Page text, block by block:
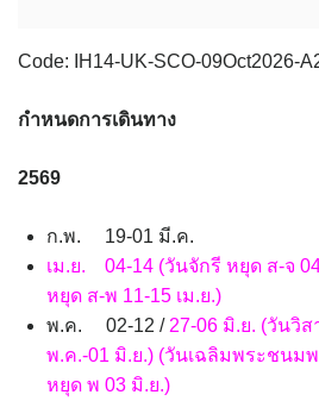
เบลเยี่ยม เนเธอร์แลนด์ ลักเซม
อิตาลี สวิส ฝรั่งเศส
Code: IH14-UK-SCO-09Oct2026-
กำหนดการเดินทาง
2569
ก.พ. 19-01 มี.ค.
เม.ย. 04-14 (วันจักรี หยุด ส-จ
หยุด ส-พ 11-15 เม.ย.)
พ.ค. 02-12 / 27-06 มิ.ย. (วันวิ
พ.ค.-01 มิ.ย.) (วันเฉลิมพระชนม
หยุด พ 03 มิ.ย.)